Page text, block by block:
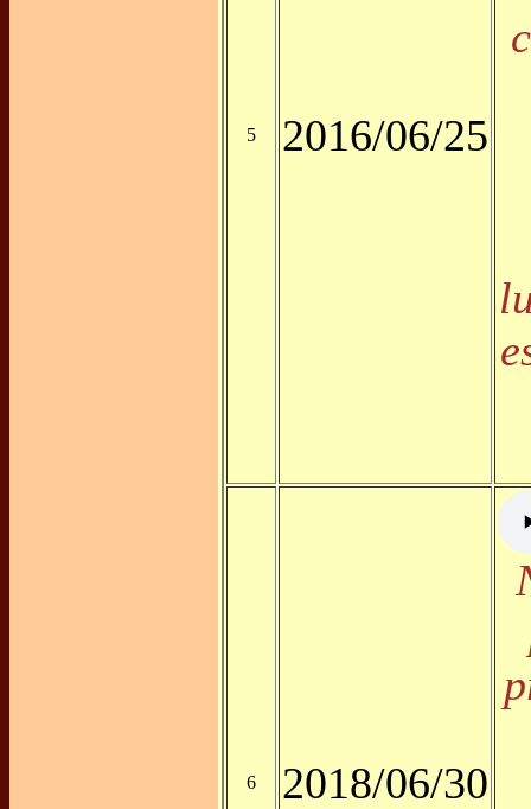
5 2016/06/25
6 2018/06/30